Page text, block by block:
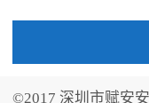
©2017 深圳市赋安